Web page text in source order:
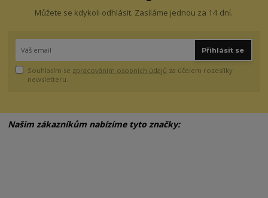
Můžete se kdykoli odhlásit. Zasíláme jednou za 14 dní.
Přihlásit se
Souhlasím se zpracováním osobních údajů za účelem rozesílky
newsletteru.
Našim zákazníkům nabízíme tyto značky: